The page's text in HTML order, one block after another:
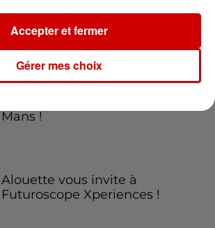
Gagnez vos entrées pour le
Mans !
Alouette vous invite à
Futuroscope Xperiences !
Gérer mes choix
Accepter et fermer